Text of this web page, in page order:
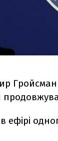
в ефірі